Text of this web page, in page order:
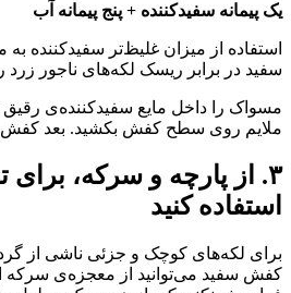
یک پیمانه سفیدکننده + پنج پیمانه آب
استفاده از میزان غلیظ‌تر سفیدکننده
سفید در برابر ریسک لکه‌های ناجور
مسواک را داخل مایع سفیدکننده‌ی رقیق
ملایم روی سطح کفش بکشید. بعد کفش
۳. از پارچه و سرکه، برای
استفاده کنید
برای لکه‌های کوچک و جزئی ناشی از
کفش سفید می‌توانید از معجزه‌ی سرکه